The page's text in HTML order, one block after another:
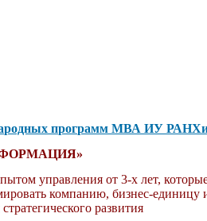
программ МВА ИУ
управления от 3-х лет,
компанию, бизнес-
развития